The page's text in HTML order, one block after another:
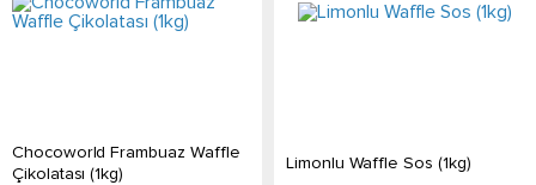
Chocoworld Frambuaz Waffle
Çikolatası (1kg)
Limonlu Waffle Sos (1kg)